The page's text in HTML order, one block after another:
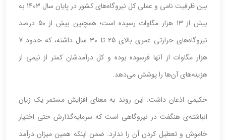
بین ظرفیت نامی و عملی کل نیروگاه‌های کشور در پایان سال 1403 به
بیش از 13 هزار مگاوات رسیده است؛ همچنین بیش از 50 درصد
نیروگاه‌های حرارتی عمری بالای 25 تا 30 سال داشته، که حدود 7
هزار مگاوات از آنها فرسوده بوده و کل درآمدشان کمتر از نیمی از
هزینه‌های آن‌ها را پوشش می‌دهد.
حکیمی اذعان داشت: این روند به معنای افزایش مستمر یک زیان
انباشته‌ی هنگفت در نیروگاهی است که سرمایه‌گذارش حتی اختیار
خاموش و تعطیل کردن آن را ندارد. ضمن اینکه همین میزان درآمد